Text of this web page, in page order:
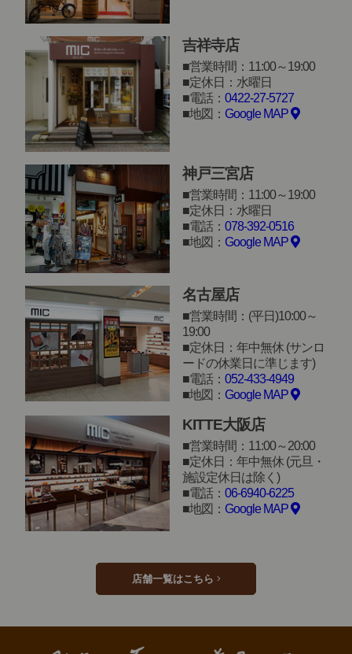
吉祥寺店
営業時間：11:00～19:00
定休日：水曜日
電話： 0422-27-5727
地図： Google MAP
神戸三宮店
営業時間：11:00～19:00
定休日：水曜日
電話： 078-392-0516
地図： Google MAP
名古屋店
営業時間：(平日)10:00～
19:00
定休日：年中無休 (サンロ
ードの休業日に準じます)
電話： 052-433-4949
地図： Google MAP
KITTE大阪店
営業時間：11:00～20:00
定休日：年中無休 (元旦・
施設定休日は除く)
電話： 06-6940-6225
地図： Google MAP
店舗一覧はこちら